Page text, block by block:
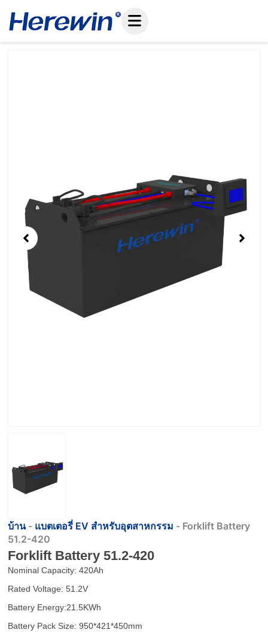
บ้าน- แบตเตอรี่ EV สำหรับอุตสาหกรรม - Forklift Battery
51.2-420
Forklift Battery 51.2-420
Nominal Capacity: 420Ah
Rated Voltage: 51.2V
Battery Energy:21.5KWh
Battery Pack Size: 950*421*450mm